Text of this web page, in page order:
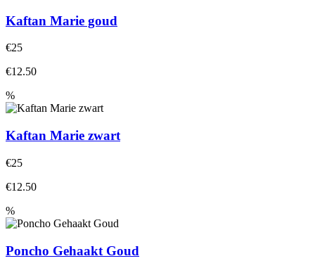
Kaftan Marie goud
€25
€12.50
%
Kaftan Marie zwart
€25
€12.50
%
Poncho Gehaakt Goud